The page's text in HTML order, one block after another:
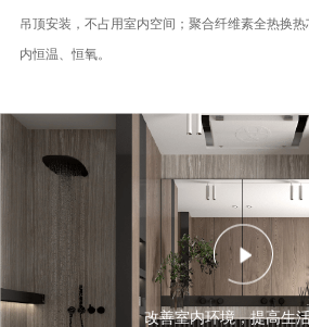
吊顶安装，不占用室内空间；聚合纤维素全热换
内恒温、恒氧。
改善室内环境，提高生